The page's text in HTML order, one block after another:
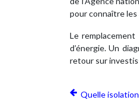
pour connaître
Le
d’énergie. Un
retour sur
Quelle